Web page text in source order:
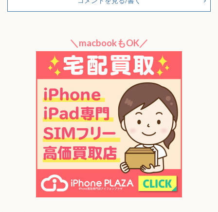
＼macbookもOK／